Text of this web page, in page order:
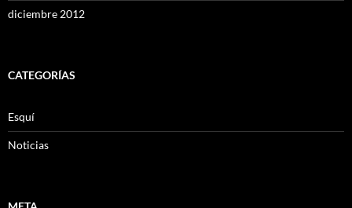
diciembre 2012
CATEGORÍAS
Esquí
Noticias